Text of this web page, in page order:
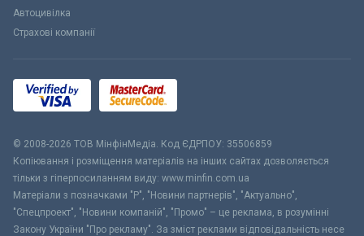
Автоцивілка
Страхові компанії
© 2008-2026 ТОВ МiнфiнМедiа. Код ЄДРПОУ: 35506859
Копіювання і розміщення матеріалів на інших сайтах дозволяється
тільки з гіперпосиланням виду: www.minfin.com.ua
Матеріали з позначками "Р", "Новини партнерів", "Актуально",
"Спецпроект", "Новини компаній", "Промо" – це реклама, в розумінні
Закону України "Про рекламу". За зміст реклами відповідальність несе